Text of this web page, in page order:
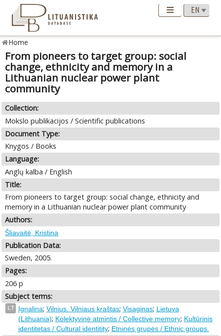
Home
From pioneers to target group: social
change, ethnicity and memory in a
Lithuanian nuclear power plant
community
Collection:
Mokslo publikacijos / Scientific publications
Document Type:
Knygos / Books
Language:
Anglų kalba / English
Title:
From pioneers to target group: social change, ethnicity and
memory in a Lithuanian nuclear power plant community
Authors:
Šliavaitė, Kristina
Publication Data:
Sweden, 2005.
Pages:
206 p
Subject terms:
LT Ignalina; Vilnius. Vilniaus kraštas; Visaginas; Lietuva
(Lithuania); Kolektyvinė atmintis / Collective memory; Kultūrinis
identitetas / Cultural identitity; Etninės grupės / Ethnic groups.